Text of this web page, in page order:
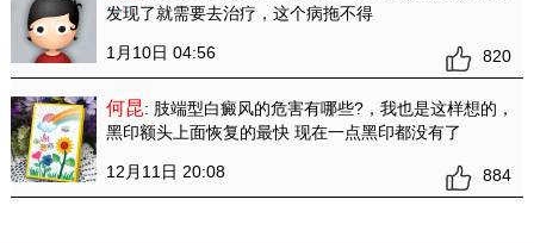
发现了就需要去治疗，这个病拖不得
1月10日 04:56 820
何昆: 肢端型白癜风的危害有哪些? ，我也是这样想的，
黑印额头上面恢复的最快 现在一点黑印都没有了
12月11日 20:08 884